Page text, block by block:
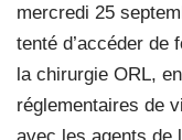
mercredi 25
tenté d’accéder de
la chirurgie ORL,
réglementaires de
avec les agents de